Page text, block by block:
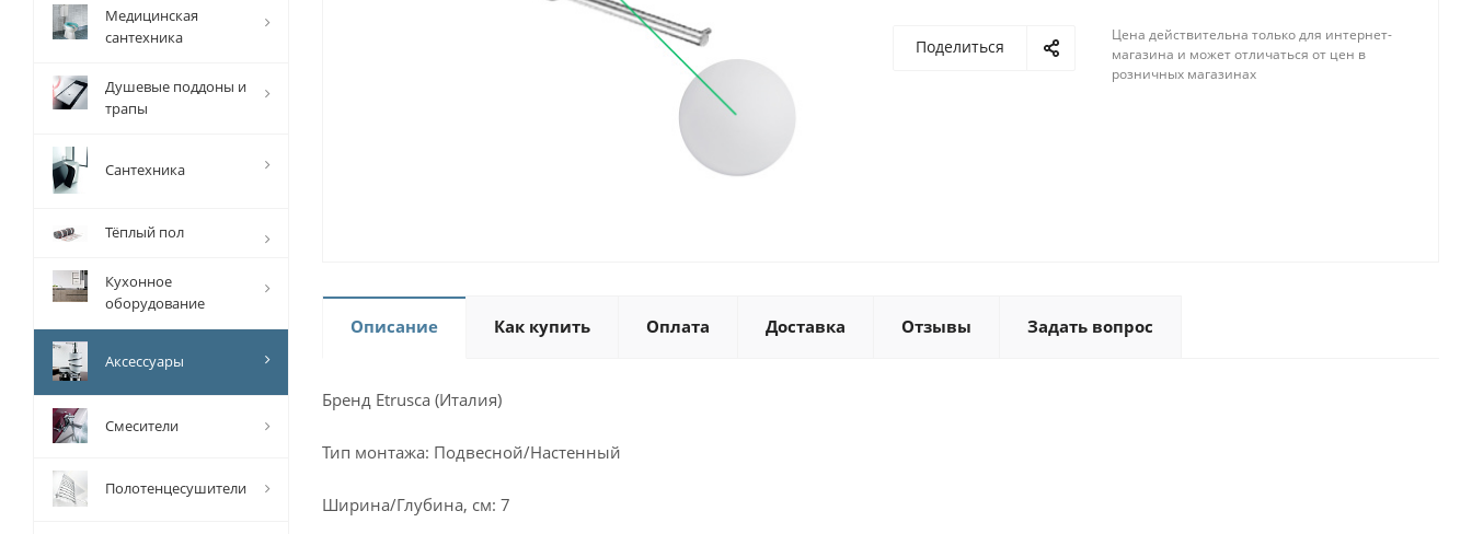
Поделиться
Цена действительна только для интернет-
магазина и может отличаться от цен в
розничных магазинах
Описание Как купить Оплата Доставка Отзывы Задать вопрос
Бренд Etrusca (Италия)
Тип монтажа: Подвесной/Настенный
Ширина/Глубина, см: 7
Медицинская
сантехника
Душевые поддоны и
трапы
Сантехника
Тёплый пол
Кухонное
оборудование
Аксессуары
Смесители
Полотенцесушители